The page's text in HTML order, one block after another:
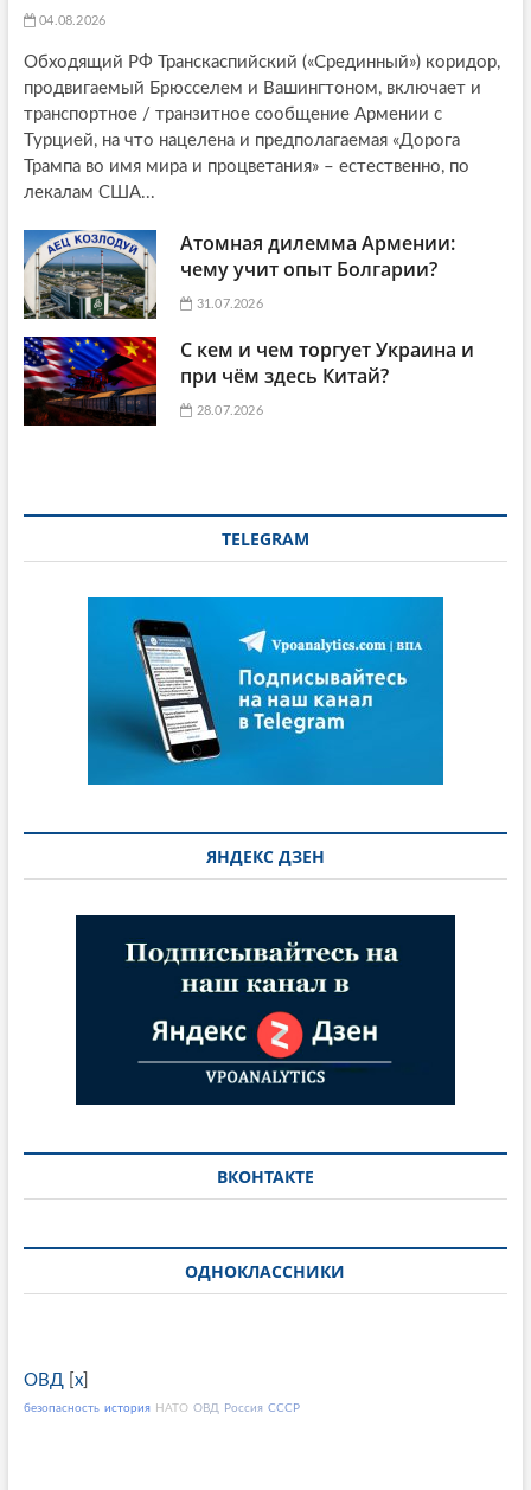
04.08.2026
Обходящий РФ Транскаспийский («Срединный») коридор,
продвигаемый Брюсселем и Вашингтоном, включает и
транспортное / транзитное сообщение Армении с
Турцией, на что нацелена и предполагаемая «Дорога
Трампа во имя мира и процветания» – естественно, по
лекалам США...
Атомная дилемма Армении:
чему учит опыт Болгарии?
31.07.2026
С кем и чем торгует Украина и
при чём здесь Китай?
28.07.2026
TELEGRAM
ЯНДЕКС ДЗЕН
ВКОНТАКТЕ
ОДНОКЛАССНИКИ
ОВД x]
безопасность история НАТО ОВД Россия СССР